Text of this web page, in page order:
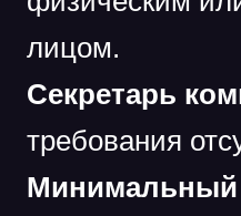
лицом.
Секретарь
требования
Минимальный